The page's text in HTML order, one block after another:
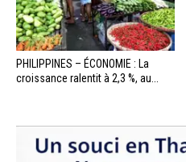
PHILIPPINES – ÉCONOMIE : La
croissance ralentit à 2,3 %, au...